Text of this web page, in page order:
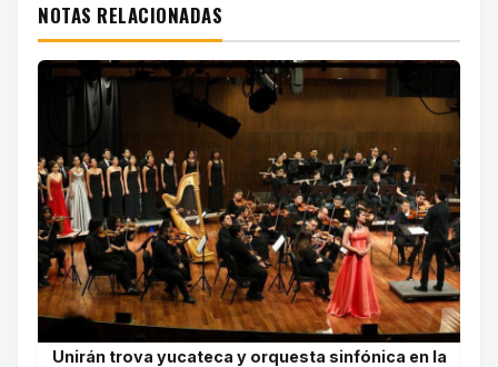
NOTAS RELACIONADAS
Unirán trova yucateca y orquesta sinfónica en la